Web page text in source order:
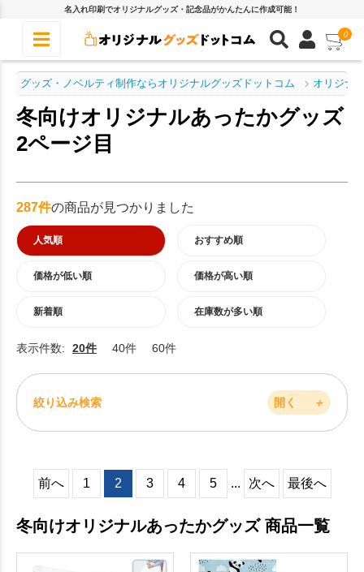
名入れ印刷でオリジナルグッズ・記念品がかんたんに作成可能！
0
グッズ・ノベルティ制作ならオリジナルグッズドットコム オリジナ
冬向けオリジナルあったかグッズ
2ページ目
287件の商品が見つかりました
人気順 おすすめ順
価格が低い順 価格が高い順
新着順 在庫数が多い順
表示件数: 20件 40件 60件
絞り込み検索 開く ＋
前へ 1 2 3 4 5 ... 次へ 最後へ
冬向けオリジナルあったかグッズ 商品一覧